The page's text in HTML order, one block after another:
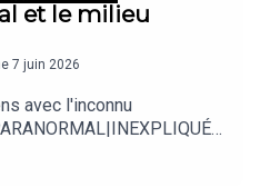
et le milieu
7 juin 2026
avec l'inconnu
SteveZ
zoneparallele